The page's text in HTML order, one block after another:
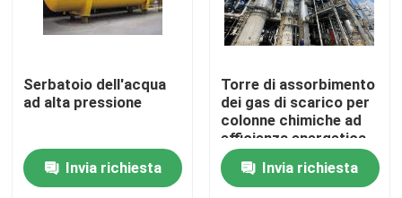
Casa.
Prodotti
Serbatoio dell'acqua
ad alta pressione
Invia richiesta
Torre di assorbimento
dei gas di scarico per
colonne chimiche ad
efficienza energetica
Purificazione
Invia richiesta